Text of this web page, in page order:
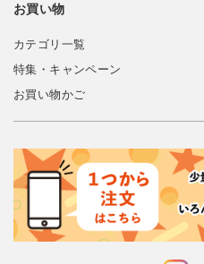
お買い物
カテゴリ一覧
特集・キャンペーン
お買い物かご